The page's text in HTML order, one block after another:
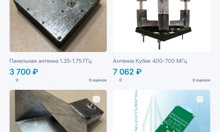
Панельная антенна 1.35-1.75 ГГц
3 700 ₽
0 0 оценок
Антенна Кубик 400-700 МГц
7 062 ₽
0 0 оценок